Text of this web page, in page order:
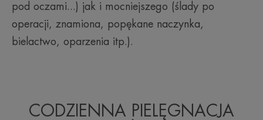
pod oczami...) jak i mocniejszego (ślady po
operacji, znamiona, popękane naczynka,
bielactwo, oparzenia itp.).
CODZIENNA PIELĘGNACJA